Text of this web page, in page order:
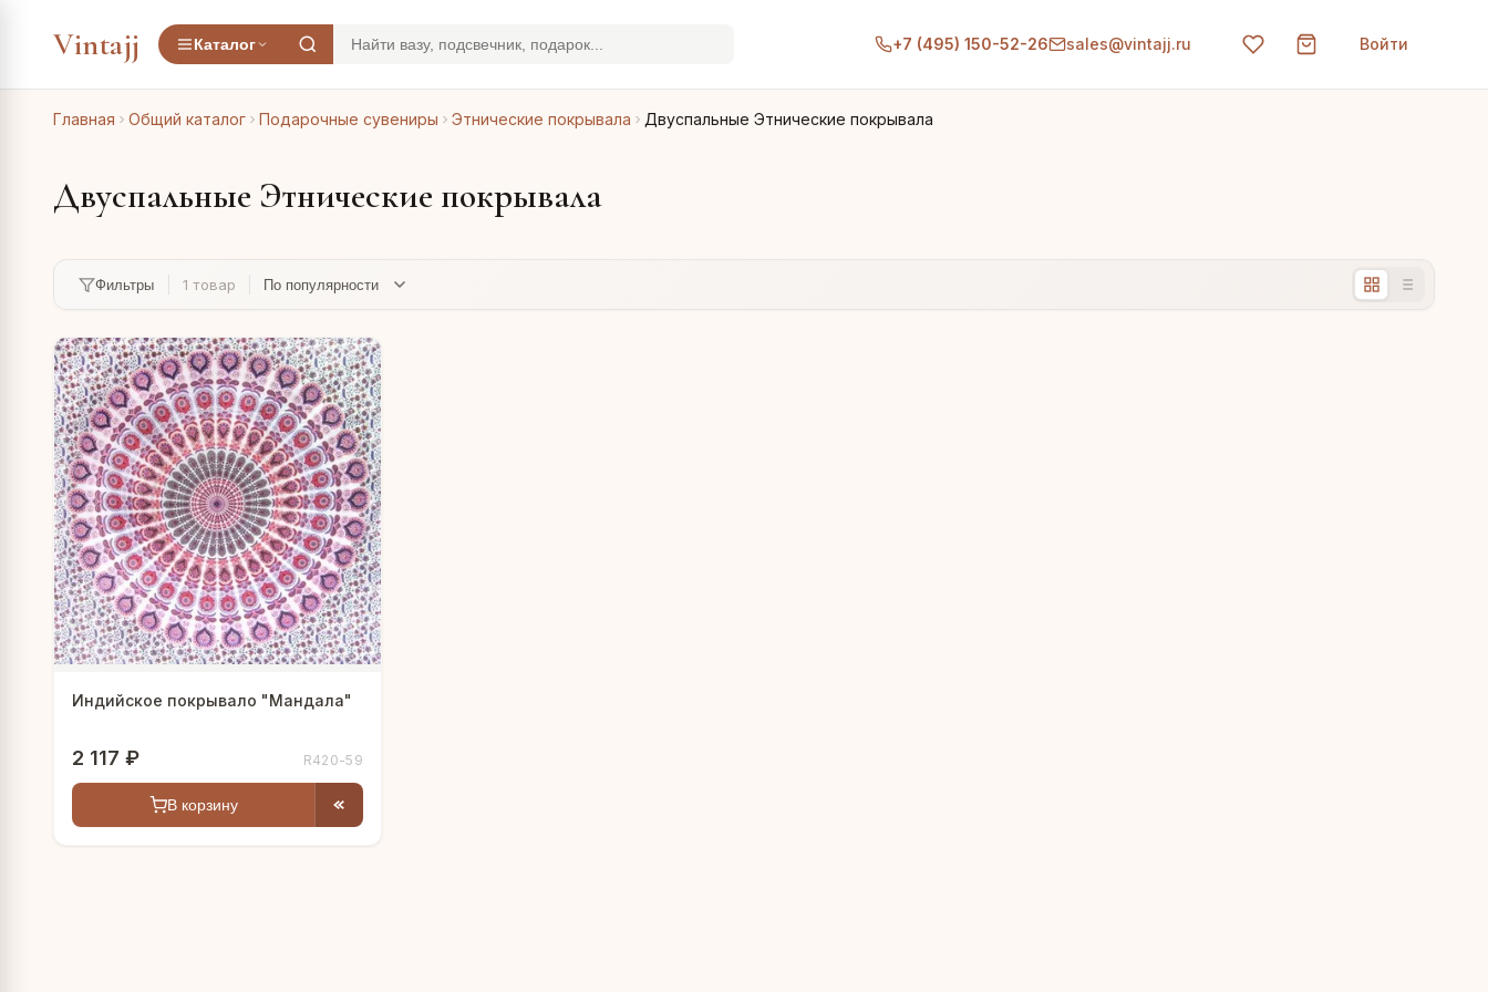
Vintajj Каталог +7 (495) 150-52-26 sales@vintajj.ru Войти
Главная Общий каталог Подарочные сувениры Этнические покрывала Двуспальные Этнические покрывала
Двуспальные Этнические покрывала
Фильтры 1 товар
Индийское покрывало "Мандала"
2 117 ₽ R420-59
В корзину